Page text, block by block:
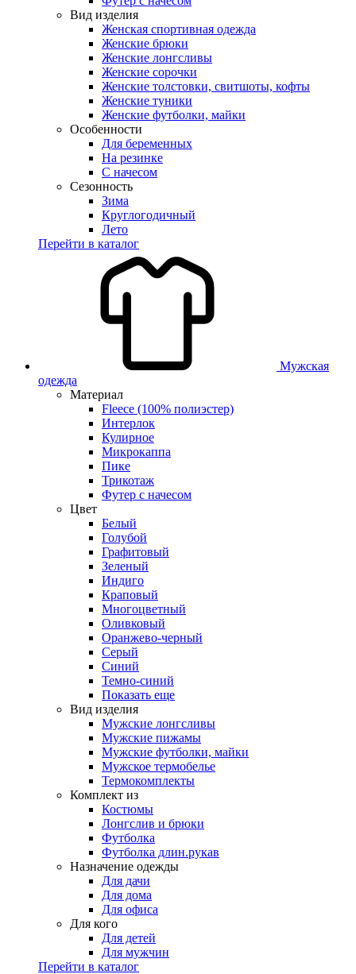
Вид изделия
Женская спортивная одежда
Женские брюки
Женские лонгсливы
Женские сорочки
Женские толстовки, свитшоты, кофты
Женские туники
Женские футболки, майки
Особенности
Для беременных
На резинке
С начесом
Сезонность
Зима
Круглогодичный
Лето
Перейти в каталог
Мужская
одежда
Материал
Fleece (100% полиэстер)
Интерлок
Кулирное
Микрокаппа
Пике
Трикотаж
Футер с начесом
Цвет
Белый
Голубой
Графитовый
Зеленый
Индиго
Краповый
Многоцветный
Оливковый
Оранжево-черный
Серый
Синий
Темно-синий
Показать еще
Вид изделия
Мужские лонгсливы
Мужские пижамы
Мужские футболки, майки
Мужское термобелье
Термокомплекты
Комплект из
Костюмы
Лонгслив и брюки
Футболка
Футболка длин.рукав
Назначение одежды
Для дачи
Для дома
Для офиса
Для кого
Для детей
Для мужчин
Перейти в каталог